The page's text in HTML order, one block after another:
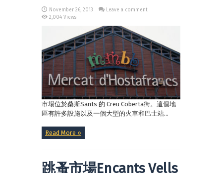
November 26, 2013
Leave a comment
2,004 Views
市場位於桑斯Sants 的 Creu Coberta街。這個地
區有許多設施以及一個大型的火車和巴士站...
Read More »
跳蚤市場Encants Vells